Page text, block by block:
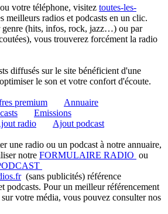
votre téléphone, visitez toutes-les-
meilleurs radios et podcasts en un clic.
genre (hits, infos, rock, jazz…) ou par
vous trouverez forcément la radio
diffusés sur le site bénéficient d'une
le son et votre confort d'écoute.
premium
Annuaire
Emissions
radio Ajout podcast
une radio ou un podcast à notre annuaire,
notre FORMULAIRE RADIO ou
(sans publicités) référence
podcasts. Pour un meilleur référencement
votre média, vous pouvez consulter nos